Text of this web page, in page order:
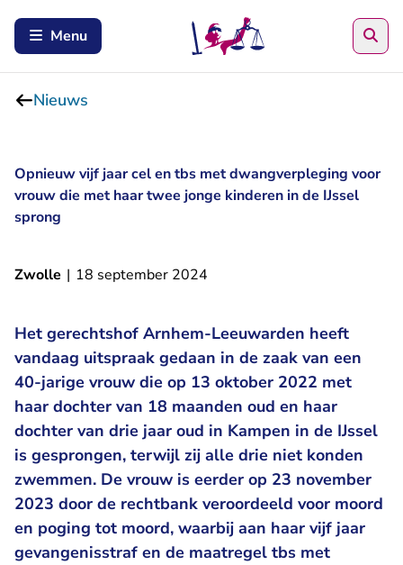
Menu
Nieuws
Opnieuw vijf jaar cel en tbs met dwangverpleging voor
vrouw die met haar twee jonge kinderen in de IJssel
sprong
Zwolle | 18 september 2024
Het gerechtshof Arnhem-Leeuwarden heeft
vandaag uitspraak gedaan in de zaak van een
40-jarige vrouw die op 13 oktober 2022 met
haar dochter van 18 maanden oud en haar
dochter van drie jaar oud in Kampen in de IJssel
is gesprongen, terwijl zij alle drie niet konden
zwemmen. De vrouw is eerder op 23 november
2023 door de rechtbank veroordeeld voor moord
en poging tot moord, waarbij aan haar vijf jaar
gevangenisstraf en de maatregel tbs met